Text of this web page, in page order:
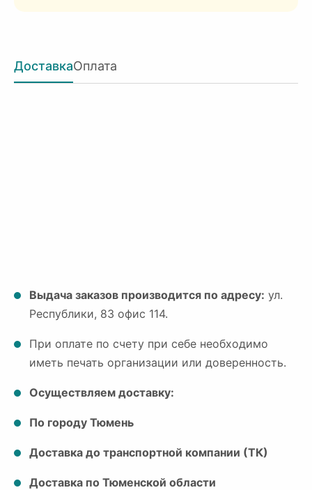
ДоставкаОплата
Выдача заказов производится по адресу: ул.
Республики, 83 офис 114.
При оплате по счету при себе необходимо
иметь печать организации или доверенность.
Осуществляем доставку:
По городу Тюмень
Доставка до транспортной компании (ТК)
Доставка по Тюменской области